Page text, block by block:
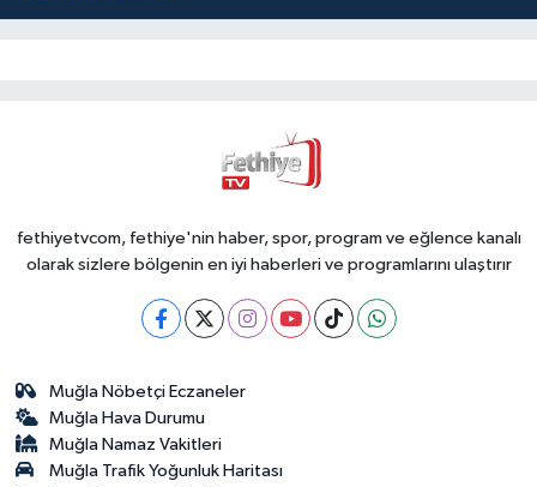
fethiyetvcom, fethiye'nin haber, spor, program ve eğlence kanalı
olarak sizlere bölgenin en iyi haberleri ve programlarını ulaştırır
Muğla Nöbetçi Eczaneler
Muğla Hava Durumu
Muğla Namaz Vakitleri
Muğla Trafik Yoğunluk Haritası